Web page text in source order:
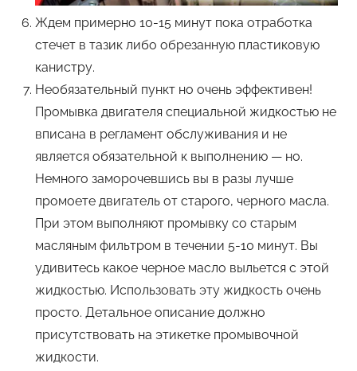
Ждем примерно 10-15 минут пока отработка
стечет в тазик либо обрезанную пластиковую
канистру.
Необязательный пункт но очень эффективен!
Промывка двигателя специальной жидкостью не
вписана в регламент обслуживания и не
является обязательной к выполнению — но.
Немного заморочевшись вы в разы лучше
промоете двигатель от старого, черного масла.
При этом выполняют промывку со старым
масляным фильтром в течении 5-10 минут. Вы
удивитесь какое черное масло выльется с этой
жидкостью. Использовать эту жидкость очень
просто. Детальное описание должно
присутствовать на этикетке промывочной
жидкости.